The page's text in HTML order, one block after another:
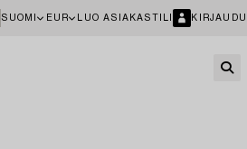
SUOMI EUR LUO ASIAKASTILI KIRJAUDU